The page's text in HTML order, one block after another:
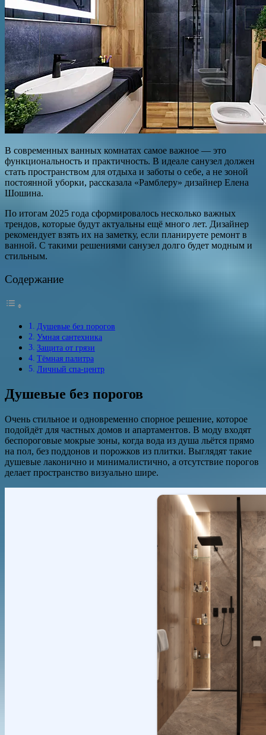
В современных ванных комнатах самое важное — это
функциональность и практичность. В идеале санузел должен
стать пространством для отдыха и заботы о себе, а не зоной
постоянной уборки, рассказала «Рамблеру» дизайнер Елена
Шошина.
По итогам 2025 года сформировалось несколько важных
трендов, которые будут актуальны ещё много лет. Дизайнер
рекомендует взять их на заметку, если планируете ремонт в
ванной. С такими решениями санузел долго будет модным и
стильным.
Содержание
Душевые без порогов
Умная сантехника
Защита от грязи
Тёмная палитра
Личный спа-центр
Душевые без порогов
Очень стильное и одновременно спорное решение, которое
подойдёт для частных домов и апартаментов. В моду входят
беспороговые мокрые зоны, когда вода из душа льётся прямо
на пол, без поддонов и порожков из плитки. Выглядят такие
душевые лаконично и минималистично, а отсутствие порогов
делает пространство визуально шире.